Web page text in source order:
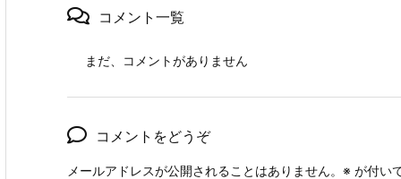
コメント一覧
まだ、コメントがありません
コメントをどうぞ
メールアドレスが公開されることはありません。 ※ が付い